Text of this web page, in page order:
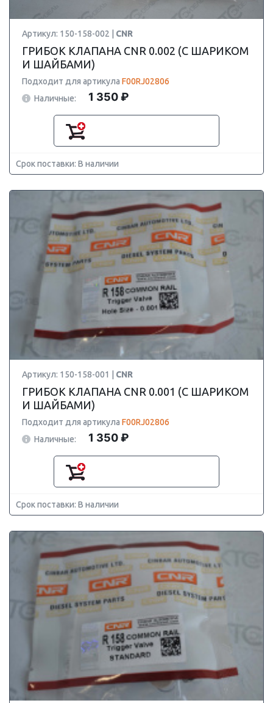
Артикул: 150-158-002 | CNR
ГРИБОК КЛАПАНА CNR 0.002 (С ШАРИКОМ
И ШАЙБАМИ)
Подходит для артикула F00RJ02806
Наличные:
1 350 ₽
Срок поставки: В наличии
Артикул: 150-158-001 | CNR
ГРИБОК КЛАПАНА CNR 0.001 (С ШАРИКОМ
И ШАЙБАМИ)
Подходит для артикула F00RJ02806
Наличные:
1 350 ₽
Срок поставки: В наличии